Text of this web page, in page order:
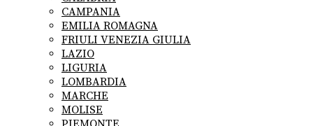
CAMPANIA
EMILIA ROMAGNA
FRIULI VENEZIA GIULIA
LAZIO
LIGURIA
LOMBARDIA
MARCHE
MOLISE